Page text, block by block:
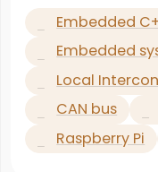
Embedded
Embedded
Local
CAN bus
Raspberry Pi